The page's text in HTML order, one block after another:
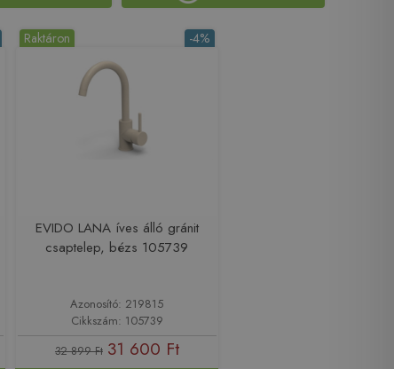
-4%
Raktáron
EVIDO LANA íves álló gránit
csaptelep, bézs 105739
Azonosító: 219815
Cikkszám: 105739
32 899 Ft 31 600 Ft